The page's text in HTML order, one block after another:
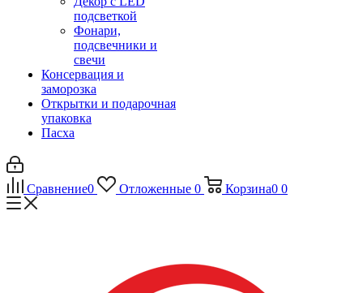
подсветкой
Фонари,
подсвечники и
свечи
Консервация и
заморозка
Открытки и подарочная
упаковка
Пасха
Сравнение0 Отложенные 0 Корзина0 0